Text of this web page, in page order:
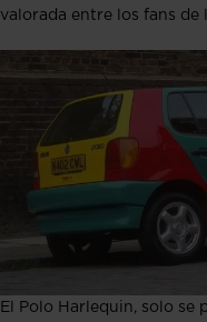
valorada entre los fans de
El Polo Harlequin, solo se